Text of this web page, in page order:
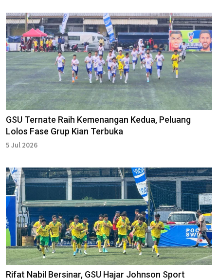
GSU Ternate Raih Kemenangan Kedua, Peluang
Lolos Fase Grup Kian Terbuka
5 Jul 2026
Rifat Nabil Bersinar, GSU Hajar Johnson Sport